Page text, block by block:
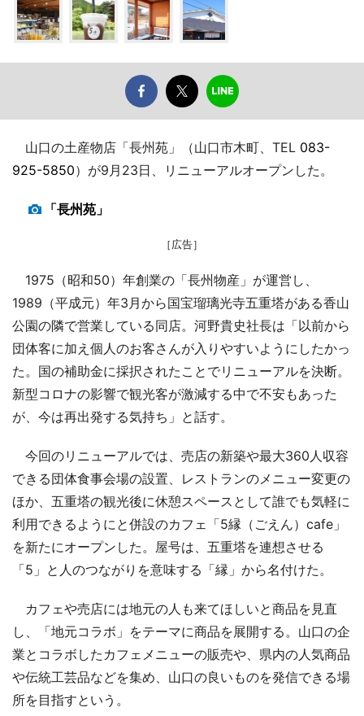
山口の土産物店「長州苑」（山口市木町、TEL 083-
925-5850）が9月23日、リニューアルオープンした。
「長州苑」
［広告］
1975（昭和50）年創業の「長州物産」が運営し、
1989（平成元）年3月から国宝瑠璃光寺五重塔がある香山
公園の隣で営業している同店。河野貴史社長は「以前から
団体客に加え個人のお客さんが入りやすいようにしたかっ
た。国の補助金に採択されたことでリニューアルを決断。
新型コロナの影響で観光客が激減する中で不安もあった
が、今は再出発する気持ち」と話す。
今回のリニューアルでは、売店の新築や最大360人収容
できる団体食事会場の設置、レストランのメニュー変更の
ほか、五重塔の観光後に休憩スペースとして誰でも気軽に
利用できるようにと併設のカフェ「5縁（ごえん）cafe」
を新たにオープンした。屋号は、五重塔を連想させる
「5」と人のつながりを意味する「縁」から名付けた。
カフェや売店には地元の人も来てほしいと商品を見直
し、「地元コラボ」をテーマに商品を展開する。山口の企
業とコラボしたカフェメニューの販売や、県内の人気商品
や伝統工芸品などを集め、山口の良いものを発信できる場
所を目指すという。